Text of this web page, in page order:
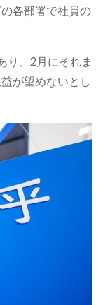
各部署で社員の
り、2月にそれま
が望めないとし